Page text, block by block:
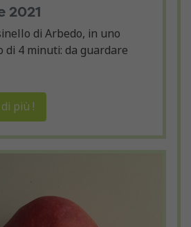
2021
di Arbedo, in uno
di 4 minuti: da guardare
più !